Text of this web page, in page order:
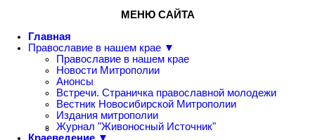
МЕНЮ САЙТА
Главная
Православие в нашем крае ▼
Православие в нашем крае
Новости Митрополии
Анонсы
Встречи. Страничка православной молодежи
Вестник Новосибирской Митрополии
Издания митрополии
Журнал "Живоносный Источник"